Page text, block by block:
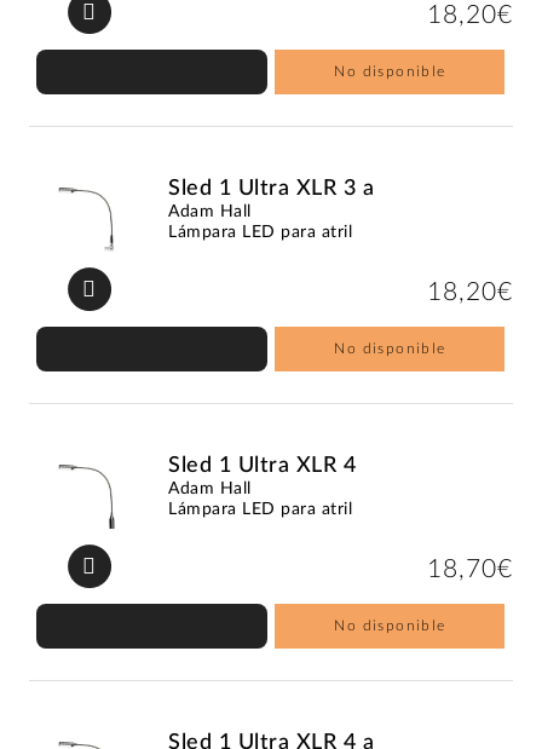
18,20€
No disponible
Sled 1 Ultra XLR 3 a
Adam Hall
Lámpara LED para atril
18,20€
No disponible
Sled 1 Ultra XLR 4
Adam Hall
Lámpara LED para atril
18,70€
No disponible
Sled 1 Ultra XLR 4 a